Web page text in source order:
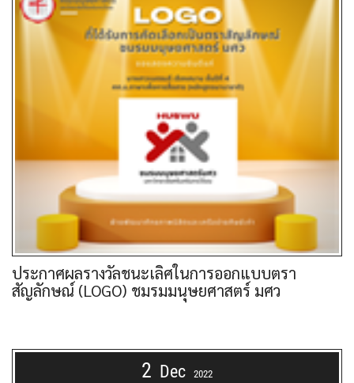
ประกาศผลรางวัลชนะเลิศในการออกแบบตรา
สัญลักษณ์ (LOGO) ชมรมมนุษยศาสตร์ มศว
2 Dec 2022